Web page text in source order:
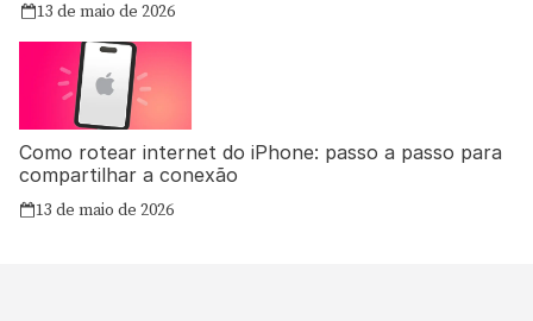
13 de maio de 2026
Como rotear internet do iPhone: passo a passo para
compartilhar a conexão
13 de maio de 2026